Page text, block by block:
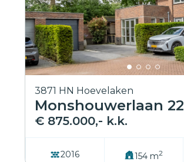
3871 HN Hoevelaken
Monshouwerlaan 22
€ 875.000,- k.k.
2016 154 m2